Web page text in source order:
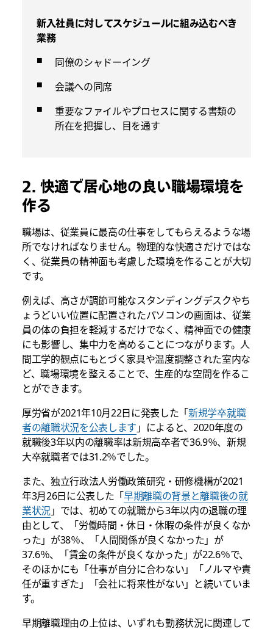
新入社員に対してスケジュールに組み込むべき
業務
同僚のシャドーイング
会議への同席
重要なファイルやプロセスに関する書類の
所在を把握し、目を通す
2. 快適で居心地の良い職場環境を
作る
職場は、従業員に最高の仕事をしてもらえるような場
所でなければなりません。物理的な快適さだけではな
く、従業員の精神面も考慮した環境を作ることが大切
です。
例えば、高さが調節可能なスタンディングデスクやち
ょうどいい位置に配置されたパソコンの画面は、従業
員の体の負担を軽減するだけでなく、精神面での健康
にも影響し、集中力を高めることにつながります。人
間工学的観点にもとづく家具や温度調整された室内な
ど、職場環境を整えることで、生産的な空間を作るこ
とができます。
厚労省が2021年10月22日に発表した「新規学卒就職
者の離職状況を公表します 」によると、2020年度の
就職後3年以内の離職率は新規高卒者で36.9％、新規
大卒就職者では31.2％でした。
また、独立行政法人労働政策研究・研修機構が2021
年3月26日に公表した「早期離職の背景と離職後の就
業状況」では、初めての就職から3年以内の退職の理
由として、「労働時間・休日・休暇の条件が良くなか
った」が38％、「人間関係が良くなかった」が
37.6％、「賃金の条件が良くなかった」が22.6％で、
そのほかにも「仕事が自分に合わない」「ノルマや責
任が重すぎた」「会社に将来性がない」と続いていま
す。
早期離職理由の上位は、いずれも勤務状況に関連して